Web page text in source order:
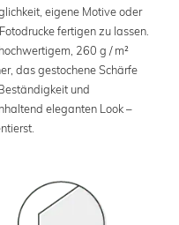
eigene Motive oder
fertigen zu lassen.
260 g / m²
das gestochene Schärfe
und
eleganten Look –